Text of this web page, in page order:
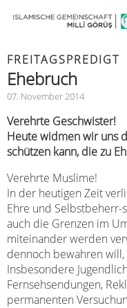
FREITAGSPREDIGT
Ehebruch
07. November 2014
Verehrte Geschwister!
Heute widmen wir uns
schützen kann, die zu
Verehrte Muslime!
In der heutigen Zeit
Ehre und Selbstbeherr-
auch die Grenzen im
miteinander werden
dennoch bewahren
Insbesondere
Fernsehsendungen,
permanenten